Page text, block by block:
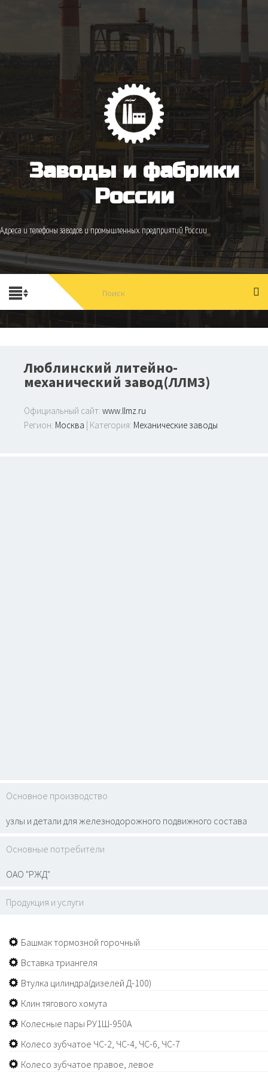
Заводы и фабрики
России
Адреса и телефоны заводов и промышленных предприятий России
Люблинский литейно-
механический завод(ЛЛМЗ)
Официальный сайт: www.llmz.ru
Регион: Москва | Категория: Механические заводы
Основное производство
узлы и детали для железнодорожного подвижного состава
Основные потребители
ОАО "РЖД"
Продукция и услуги
Башмак тормозной горочный
Вставка триангеля
Втулка цилиндра(дизелей Д-100)
Клин тягового хомута
Колесные пары РУ1Ш-950А
Колесо зубчатое ЧС-2, ЧС-4, ЧС-6, ЧС-7
Колесо зубчатое правое, левое